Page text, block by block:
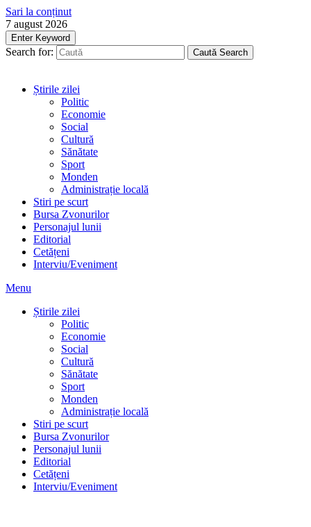
Sari la conținut
7 august 2026
Enter Keyword
Search for: Caută Search
Știrile zilei
Politic
Economie
Social
Cultură
Sănătate
Sport
Monden
Administrație locală
Stiri pe scurt
Bursa Zvonurilor
Personajul lunii
Editorial
Cetățeni
Interviu/Eveniment
Menu
Știrile zilei
Politic
Economie
Social
Cultură
Sănătate
Sport
Monden
Administrație locală
Stiri pe scurt
Bursa Zvonurilor
Personajul lunii
Editorial
Cetățeni
Interviu/Eveniment